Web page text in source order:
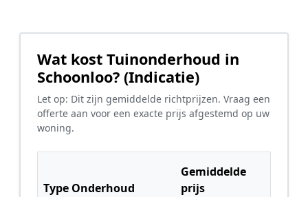
Wat kost Tuinonderhoud in
Schoonloo? (Indicatie)
Let op: Dit zijn gemiddelde richtprijzen. Vraag een
offerte aan voor een exacte prijs afgestemd op uw
woning.
Type Onderhoud
Gemiddelde
prijs